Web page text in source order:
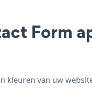
Form
van uw